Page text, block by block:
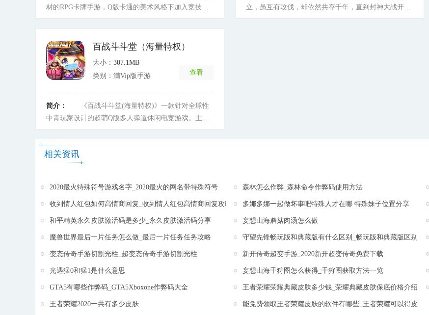
材的RPG卡牌手游，Q版卡通的美术风格下加入竞技对
立，虽互有攻伐，却依然共存千年，直到封神大战开
百战斗斗堂（海量特权）
大小： 307.1MB
类别：满Vip版手游
查看
简介：
《百战斗斗堂(海量特权)》一款针对全球性
中青玩家设计的超萌Q版多人弹道休闲电竞游戏。主打
还加入了公会系统，交友竞技毫不冲突。 其3V3、
2V2、1V1等多种模式热血竞技，花样PK!S级武器随意
升级更快，升级免费赠送S8武器、十二星座时装。登陆
就送全武器礼包，扎比哇卡，魅影之翼![详细]
相关资讯
2020最火特殊符号游戏名字_2020最火的网名带特殊符号 森林怎么作弊_森林命令作弊码使用方法
收到情人红包如何高情商回复_收到情人红包高情商回复攻略 多娜多娜一起做坏事吧特殊人才在哪 特殊妹子位置分享
和平精英永久皮肤激活码是多少_永久皮肤激活码分享 妄想山海蘑菇肉汤怎么做
魔兽世界最后一片任务怎么做_最后一片任务任务攻略 守望先锋畅玩版和典藏版有什么区别_畅玩版和典藏版区别介绍
变态传奇手游切割光柱_超变态传奇手游切割光柱 新开传奇超变手游_2020新开超变传奇免费下载
光遇猛0和猛1是什么意思 妄想山海千狩图怎么获得_千狩图获取方法一览
GTA5有哪些作弊码_GTA5Xboxone作弊码大全 王者荣耀荣耀典藏皮肤多少钱_荣耀典藏皮肤保底价格介绍
王者荣耀2020一共有多少皮肤 能免费领取王者荣耀皮肤的软件有哪些_王者荣耀可以得皮肤